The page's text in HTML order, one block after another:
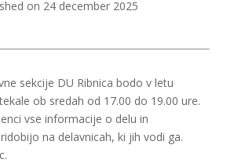
on 24 december 2025
sekcije DU Ribnica bodo v letu
ob sredah od 17.00 do 19.00 ure.
vse informacije o delu in
na delavnicah, ki jih vodi ga.